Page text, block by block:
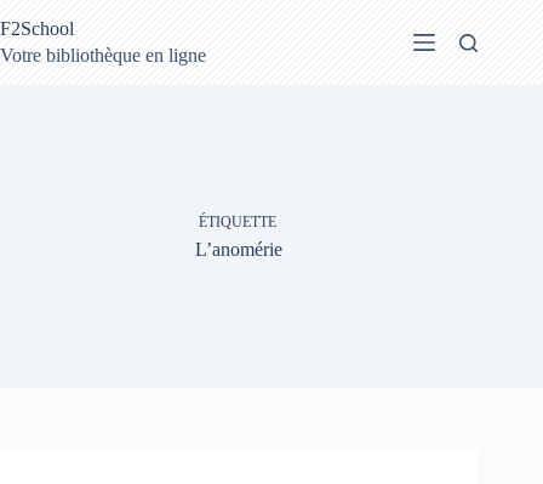
au
contenu
F2School
Votre bibliothèque en ligne
ÉTIQUETTE
L’anomérie